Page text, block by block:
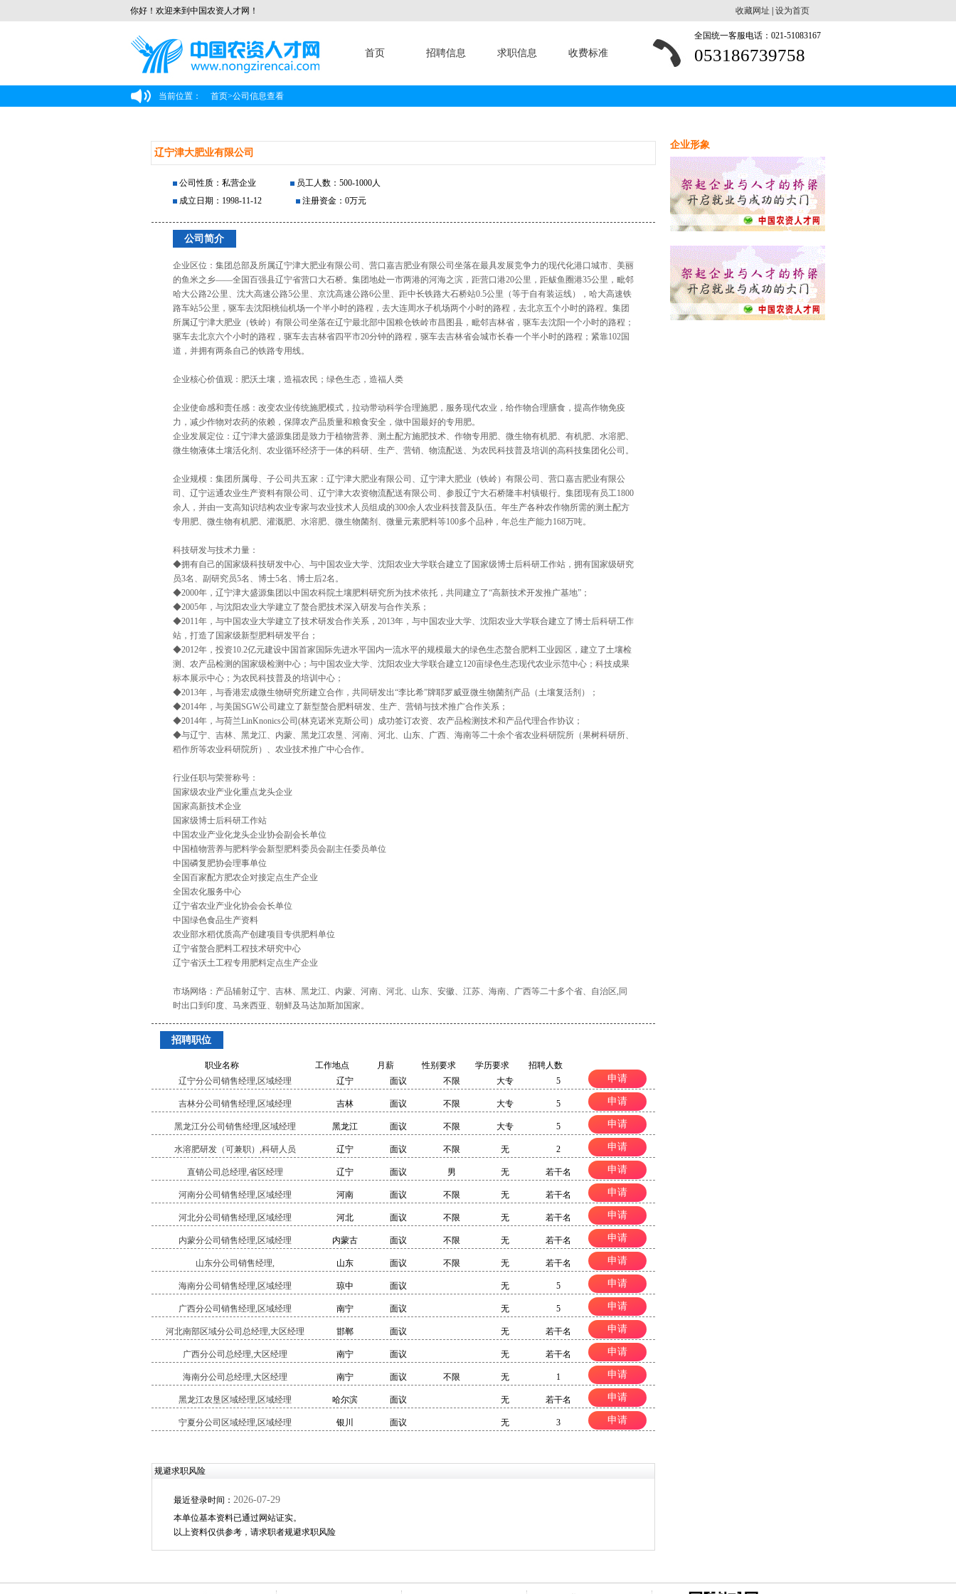
你好！欢迎来到中国农资人才网！ 收藏网址 设为首页
首页 招聘信息 求职信息 收费标准
全国统一客服电话：021-51083167
053186739758
当前位置： 首页>公司信息查看
辽宁津大肥业有限公司
公司性质：私营企业
员工人数：500-1000人
成立日期：1998-11-12
注册资金：0万元
公司简介
企业区位：集团总部及所属辽宁津大肥业有限公司、营口嘉吉肥业有限公司坐落在最具发展竞争力的现代化港口城市、美丽
的鱼米之乡——全国百强县辽宁省营口大石桥。集团地处一市两港的河海之滨，距营口港20公里，距鲅鱼圈港35公里，毗邻
哈大公路2公里、沈大高速公路5公里、京沈高速公路6公里、距中长铁路大石桥站0.5公里（等于自有装运线），哈大高速铁
路车站5公里，驱车去沈阳桃仙机场一个半小时的路程，去大连周水子机场两个小时的路程，去北京五个小时的路程。集团
所属辽宁津大肥业（铁岭）有限公司坐落在辽宁最北部中国粮仓铁岭市昌图县，毗邻吉林省，驱车去沈阳一个小时的路程；
驱车去北京六个小时的路程，驱车去吉林省四平市20分钟的路程，驱车去吉林省会城市长春一个半小时的路程；紧靠102国
道，并拥有两条自己的铁路专用线。
企业核心价值观：肥沃土壤，造福农民；绿色生态，造福人类
企业使命感和责任感：改变农业传统施肥模式，拉动带动科学合理施肥，服务现代农业，给作物合理膳食，提高作物免疫
力，减少作物对农药的依赖，保障农产品质量和粮食安全，做中国最好的专用肥。
企业发展定位：辽宁津大盛源集团是致力于植物营养、测土配方施肥技术、作物专用肥、微生物有机肥、有机肥、水溶肥、
微生物液体土壤活化剂、农业循环经济于一体的科研、生产、营销、物流配送、为农民科技普及培训的高科技集团化公司。
企业规模：集团所属母、子公司共五家：辽宁津大肥业有限公司、辽宁津大肥业（铁岭）有限公司、营口嘉吉肥业有限公
司、辽宁运通农业生产资料有限公司、辽宁津大农资物流配送有限公司、参股辽宁大石桥隆丰村镇银行。集团现有员工1800
余人，并由一支高知识结构农业专家与农业技术人员组成的300余人农业科技普及队伍。年生产各种农作物所需的测土配方
专用肥、微生物有机肥、灌溉肥、水溶肥、微生物菌剂、微量元素肥料等100多个品种，年总生产能力168万吨。
科技研发与技术力量：
◆拥有自己的国家级科技研发中心、与中国农业大学、沈阳农业大学联合建立了国家级博士后科研工作站，拥有国家级研究
员3名、副研究员5名、博士5名、博士后2名。
◆2000年，辽宁津大盛源集团以中国农科院土壤肥料研究所为技术依托，共同建立了“高新技术开发推广基地”；
◆2005年，与沈阳农业大学建立了螯合肥技术深入研发与合作关系；
◆2011年，与中国农业大学建立了技术研发合作关系，2013年，与中国农业大学、沈阳农业大学联合建立了博士后科研工作
站，打造了国家级新型肥料研发平台；
◆2012年，投资10.2亿元建设中国首家国际先进水平国内一流水平的规模最大的绿色生态螯合肥料工业园区，建立了土壤检
测、农产品检测的国家级检测中心；与中国农业大学、沈阳农业大学联合建立120亩绿色生态现代农业示范中心；科技成果
标本展示中心；为农民科技普及的培训中心；
◆2013年，与香港宏成微生物研究所建立合作，共同研发出“李比希”牌耶罗威亚微生物菌剂产品（土壤复活剂）；
◆2014年，与美国SGW公司建立了新型螯合肥料研发、生产、营销与技术推广合作关系；
◆2014年，与荷兰LinKnonics公司(林克诺米克斯公司）成功签订农资、农产品检测技术和产品代理合作协议；
◆与辽宁、吉林、黑龙江、内蒙、黑龙江农垦、河南、河北、山东、广西、海南等二十余个省农业科研院所（果树科研所、
稻作所等农业科研院所）、农业技术推广中心合作。
行业任职与荣誉称号：
国家级农业产业化重点龙头企业
国家高新技术企业
国家级博士后科研工作站
中国农业产业化龙头企业协会副会长单位
中国植物营养与肥料学会新型肥料委员会副主任委员单位
中国磷复肥协会理事单位
全国百家配方肥农企对接定点生产企业
全国农化服务中心
辽宁省农业产业化协会会长单位
中国绿色食品生产资料
农业部水稻优质高产创建项目专供肥料单位
辽宁省螯合肥料工程技术研究中心
辽宁省沃土工程专用肥料定点生产企业
市场网络：产品辅射辽宁、吉林、黑龙江、内蒙、河南、河北、山东、安徽、江苏、海南、广西等二十多个省、自治区,同
时出口到印度、马来西亚、朝鲜及马达加斯加国家。
招聘职位
职业名称 工作地点 月薪 性别要求 学历要求
招聘人数
辽宁分公司销售经理,区域经理
辽宁 面议 不限 大专 5 申请
吉林分公司销售经理,区域经理 吉林 面议 不限 大专 5 申请
黑龙江分公司销售经理,区域经理 黑龙江 面议 不限 大专 5 申请
水溶肥研发（可兼职）,科研人员 辽宁 面议 不限 无 2 申请
直销公司总经理,省区经理 辽宁 面议 男 无 若干名 申请
河南分公司销售经理,区域经理 河南 面议 不限 无 若干名 申请
河北分公司销售经理,区域经理 河北 面议 不限 无 若干名 申请
内蒙分公司销售经理,区域经理 内蒙古 面议 不限 无 若干名 申请
山东分公司销售经理, 山东 面议 不限 无 若干名 申请
海南分公司销售经理,区域经理 琼中 面议 无 5 申请
广西分公司销售经理,区域经理 南宁 面议 无 5 申请
河北南部区域分公司总经理,大区经理 邯郸 面议 无 若干名 申请
广西分公司总经理,大区经理 南宁 面议 无 若干名 申请
海南分公司总经理,大区经理 南宁 面议 不限 无 1 申请
黑龙江农垦区域经理,区域经理 哈尔滨 面议 无 若干名 申请
宁夏分公司区域经理,区域经理 银川 面议 无 3 申请
规避求职风险
最近登录时间： 2026-07-29
本单位基本资料已通过网站证实。
以上资料仅供参考，请求职者规避求职风险
企业形象